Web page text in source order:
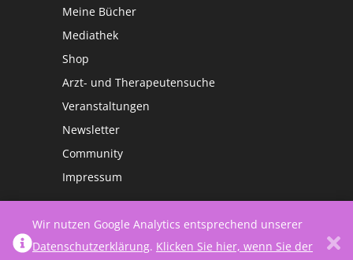
Meine Bücher
Mediathek
Shop
Arzt- und Therapeutensuche
Veranstaltungen
Newsletter
Community
Impressum
Wir nutzen Google Analytics entsprechend unserer
Datenschutzerklärung. Klicken Sie hier, wenn Sie der